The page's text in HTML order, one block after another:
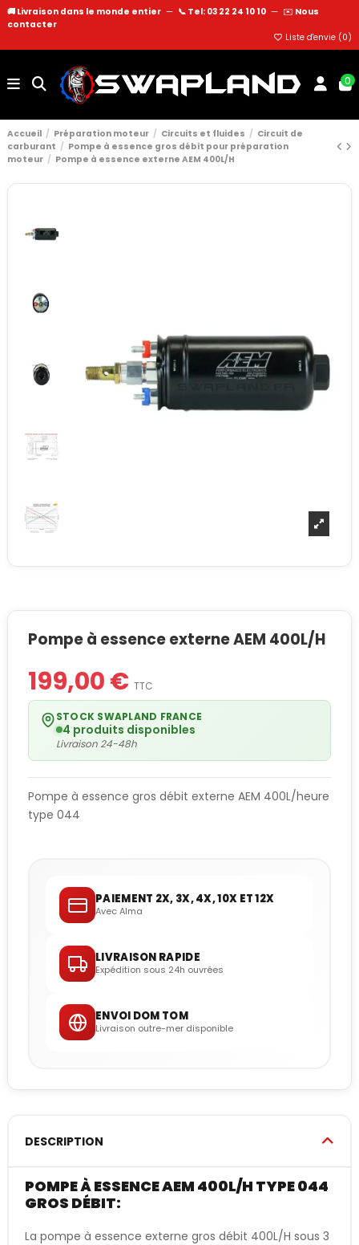
🚚 Livraison dans le monde entier — 📞 Tel: 03 22 24 10 10 — ✉️ Nous
contacter
Liste d'envie (0)
0
Accueil Préparation moteur Circuits et fluides
Circuit de
carburant
Pompe à essence gros débit pour préparation
moteur
Pompe à essence externe AEM 400L/H
Pompe à essence externe AEM 400L/H
199,00 € TTC
STOCK SWAPLAND FRANCE
4 produits disponibles
Livraison 24-48h
Pompe à essence gros débit externe AEM 400L/heure
type 044
PAIEMENT 2X, 3X, 4X, 10X ET 12X
Avec Alma
LIVRAISON RAPIDE
Expédition sous 24h ouvrées
ENVOI DOM TOM
Livraison outre-mer disponible
DESCRIPTION
POMPE À ESSENCE AEM 400L/H TYPE 044
GROS DÉBIT:
La pompe à essence externe gros débit 400L/H sous 3